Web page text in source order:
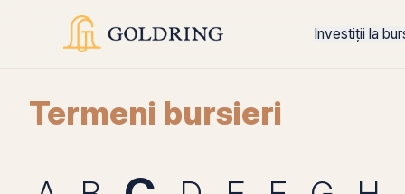
Investiții la
Termeni bursieri